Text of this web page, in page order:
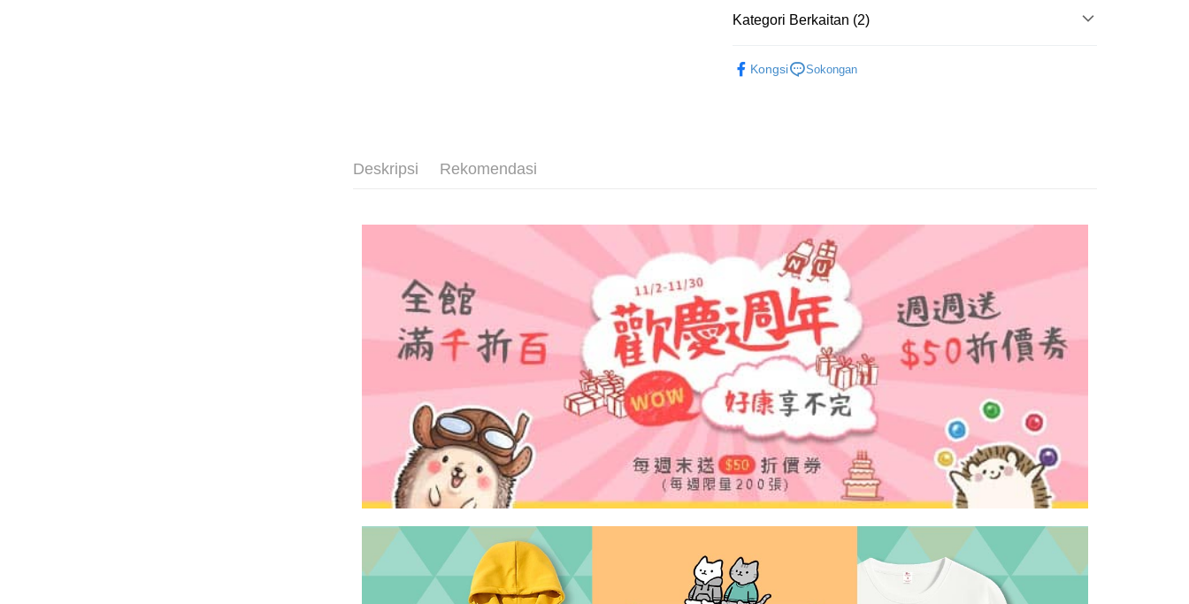
akhir pembayaran. Transaksi akan dianggap selesai setelah
Had kredit yang diluluskan, tempoh ansuran yang tersedia, dan yuran
[Arahan Pembayaran]
Pembayaran ansuran melalui OP Pay Later akan dibilkan secara
berasingan dan tidak termasuk dalam bil telekom anda. SMS peringatan
pembayaran akan dihantar selepas kitaran bil bulanan.
Selepas mengakses bil melalui pautan dalam SMS, anda boleh
menyelesaikan pembayaran anda melalui salah satu saluran berikut:
kod bar kedai serbaneka, kedai runcit Taiwan Mobile, pemindahan bank,
JKOPay, atau iPASS MONEY.
[Nota Penting]
Perkhidmatan ini disediakan oleh Taiwan Mobile Co., Ltd. (“Syarikat”),
yang membolehkan pelanggan membeli barangan atau perkhidmatan
melalui perkhidmatan ini pada masa transaksi. Hasil daripada
pembelian atau pembayaran ansuran akan dipindahkan oleh peniaga
kepada Syarikat, dan pelanggan hendaklah membuat pembayaran
Untuk memenuhi hubungan kontrak yang terjalin melalui persetujuan
penggunaan OP Pay Later, peniaga akan memberikan maklumat
peribadi anda (termasuk nama, nombor telefon, atau alamat) kepada
Syarikat bagi tujuan pengumpulan, pemprosesan dan penggunaan data
dihantar ke alamat yang ditetapkan.
AFTEE.
Tempoh pembayaran dikira dari masa kedai meminta pembayaran anda,
ditambah dengan bilangan hari yang boleh dilanjutkan oleh AFTEE.
Anda boleh melanjutkan tempoh pembayaran anda sebelum anda
menerima pesanan. Walau bagaimanapun, tiada jaminan bahawa anda
boleh menerima pesanan anda semasa tempoh pembayaran (cth.:
produk prapesanan atau produk yang mungkin mengambil masa yang
lebih lama untuk dihantar). Oleh itu, anda dikehendaki membuat
pembayaran kepada AFTEE dalam tempoh sama ada anda menerima
Kedua, Sekatan Pembayaran
1. Jumlah yang diperakui untuk pengguna kali pertama boleh sehingga
NT$10,000. Amaun diperakui sebenar yang diluluskan akan
berdasarkan keputusan pensijilan dan semakan oleh AFTEE.
2. Amaun perbelanjaan minimum mestilah lebih besar daripada NT$20.
3. Pada masa ini hanya tersedia untuk ahli Taiwan.
Perkhidmatan AFTEE Beli Sekarang Bayar Kemudian disediakan oleh
NP Taiwan, Inc. dan AFTEE akan membuat bil kepada pengguna. AFTEE
akan menggunakan data peribadi yang dikumpul (termasuk nama
pembeli, no. telefon, nama penerima, no. telefon, alamat penerima)
untuk penggunaan perkhidmatan. Sila rujuk kepada "Penyata
全家付款取貨
NT$899 atau lebih
付款後7-11取貨
NT$60/pesanan | Penghantaran percuma untuk pesanan
NT$899 atau lebih
宅配
NT$65/pesanan | Penghantaran percuma untuk pesanan
NT$899 atau lebih
Kategori Berkaitan (2)
學衫(大一尺碼)
Kongsi Sokongan
Deskripsi Rekomendasi